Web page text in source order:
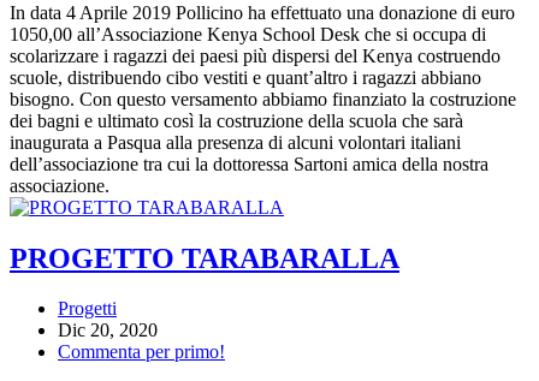
In data 4 Aprile 2019 Pollicino ha effettuato una donazione di euro
1050,00 all’Associazione Kenya School Desk che si occupa di
scolarizzare i ragazzi dei paesi più dispersi del Kenya costruendo
scuole, distribuendo cibo vestiti e quant’altro i ragazzi abbiano
bisogno. Con questo versamento abbiamo finanziato la costruzione
dei bagni e ultimato così la costruzione della scuola che sarà
inaugurata a Pasqua alla presenza di alcuni volontari italiani
dell’associazione tra cui la dottoressa Sartoni amica della nostra
associazione.
PROGETTO TARABARALLA
Progetti
Dic 20, 2020
Commenta per primo!